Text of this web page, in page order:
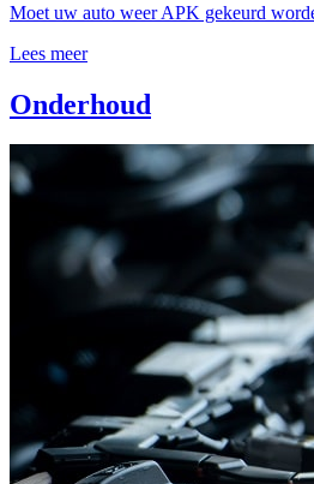
Moet uw auto weer APK gekeurd
Lees meer
Onderhoud